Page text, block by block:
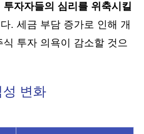
투자자들의 심리를 위축시킬
. 세금 부담 증가로 인해 개
식 투자 의욕이 감소할 것으
변화